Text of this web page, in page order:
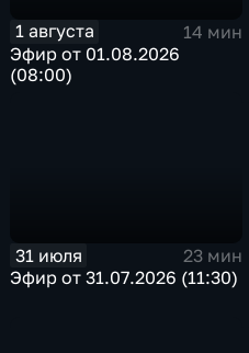
1 августа
14 мин
Эфир от 01.08.2026
(08:00)
31 июля
23 мин
Эфир от 31.07.2026 (11:30)